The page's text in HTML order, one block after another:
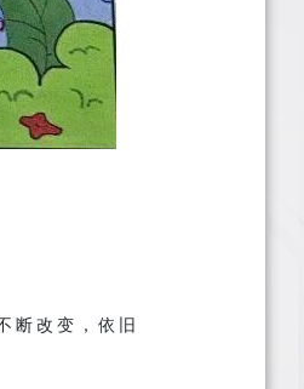
断改变，依旧